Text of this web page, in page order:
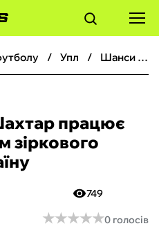
упл Шанси високі: Шахтар працює над поверненням зіркового легіонера в Україну
працює
зіркового
749
★★★★★
★★★★★0 голосів